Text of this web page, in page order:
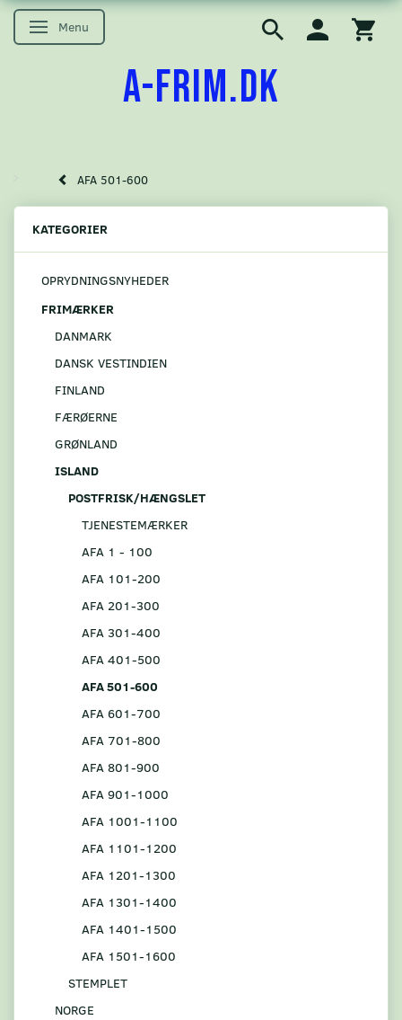
Skifte navigation
Menu
A-FRIM.DK
AFA 501-600
KATEGORIER
OPRYDNINGSNYHEDER
FRIMÆRKER
DANMARK
DANSK VESTINDIEN
FINLAND
FÆRØERNE
GRØNLAND
ISLAND
POSTFRISK/HÆNGSLET
TJENESTEMÆRKER
AFA 1 - 100
AFA 101-200
AFA 201-300
AFA 301-400
AFA 401-500
AFA 501-600
AFA 601-700
AFA 701-800
AFA 801-900
AFA 901-1000
AFA 1001-1100
AFA 1101-1200
AFA 1201-1300
AFA 1301-1400
AFA 1401-1500
AFA 1501-1600
STEMPLET
NORGE